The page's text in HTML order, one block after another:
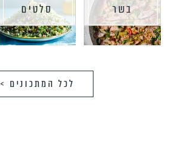
בשר סלטים
לכל המתכונים >